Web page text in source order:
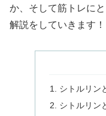
か、そして筋トレに
解説をしていきます！
シトルリン
シトルリン